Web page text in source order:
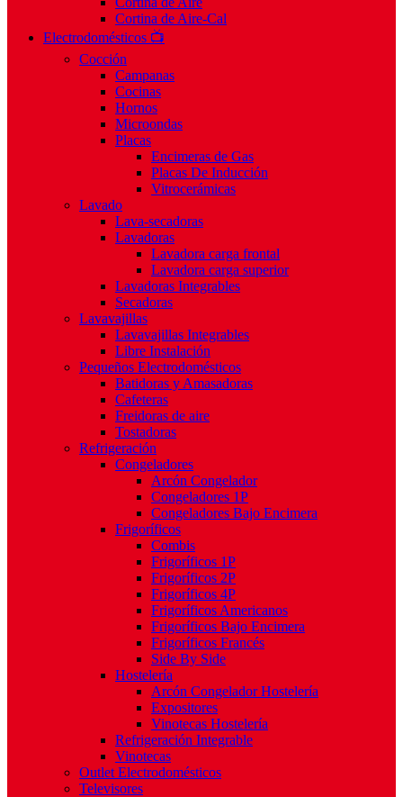
Cortina de Aire-Cal
Electrodomésticos 📺
Cocción
Campanas
Cocinas
Hornos
Microondas
Placas
Encimeras de Gas
Placas De Inducción
Vitrocerámicas
Lavado
Lava-secadoras
Lavadoras
Lavadora carga frontal
Lavadora carga superior
Lavadoras Integrables
Secadoras
Lavavajillas
Lavavajillas Integrables
Libre Instalación
Pequeños Electrodomésticos
Batidoras y Amasadoras
Cafeteras
Freidoras de aire
Tostadoras
Refrigeración
Congeladores
Arcón Congelador
Congeladores 1P
Congeladores Bajo Encimera
Frigoríficos
Combis
Frigoríficos 1P
Frigoríficos 2P
Frigoríficos 4P
Frigoríficos Americanos
Frigoríficos Bajo Encimera
Frigoríficos Francés
Side By Side
Hostelería
Arcón Congelador Hostelería
Expositores
Vinotecas Hostelería
Refrigeración Integrable
Vinotecas
Outlet Electrodomésticos
Televisores